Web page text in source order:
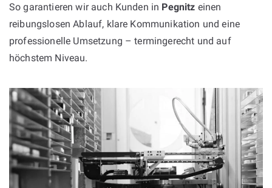
So garantieren wir auch Kunden in Pegnitz einen
reibungslosen Ablauf, klare Kommunikation und eine
professionelle Umsetzung – termingerecht und auf
höchstem Niveau.